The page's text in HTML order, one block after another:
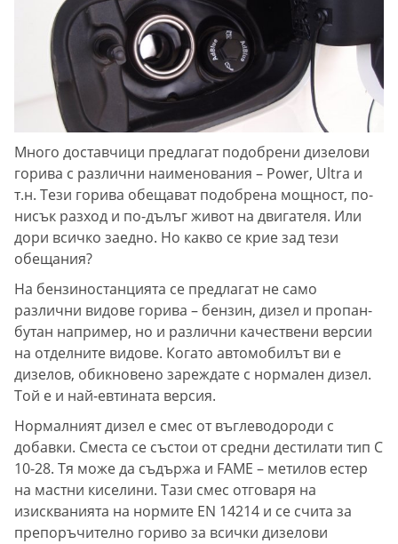
Много доставчици предлагат подобрени дизелови
горива с различни наименования – Power, Ultra и
т.н. Тези горива обещават подобрена мощност, по-
нисък разход и по-дълъг живот на двигателя. Или
дори всичко заедно. Но какво се крие зад тези
обещания?
На бензиностанцията се предлагат не само
различни видове горива – бензин, дизел и пропан-
бутан например, но и различни качествени версии
на отделните видове. Когато автомобилът ви е
дизелов, обикновено зареждате с нормален дизел.
Той е и най-евтината версия.
Нормалният дизел е смес от въглеводороди с
добавки. Сместа се състои от средни дестилати тип С
10-28. Тя може да съдържа и FAME – метилов естер
на мастни киселини. Тази смес отговаря на
изискванията на нормите EN 14214 и се счита за
препоръчително гориво за всички дизелови